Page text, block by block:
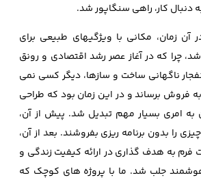
دنبال کار، راهی سنگاپور شد.
آن زمان، مکانی با ویژگیهای طبیعی برای
چرا که در آغاز عصر رشد اقتصادی و رونق
ناگهانی ساخت و سازها، دیگر کسی نمی
فروش برساند و در این زمان بود که طراحی
به امری بسیار مهم تبدیل شد. پیش از آن،
را بدون برنامه ریزی بفروشند. بعد از آن،
فرم به هدف گذاری در ارائه کیفیت زندگی و
جلب شد. ما با پروژه های کوچک که